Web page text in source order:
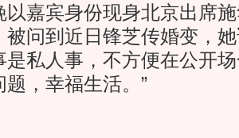
以嘉宾身份现身北京出席
被问到近日锋芝传婚变，
是私人事，不方便在公开
，幸福生活。”